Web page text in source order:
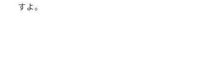
すよ。